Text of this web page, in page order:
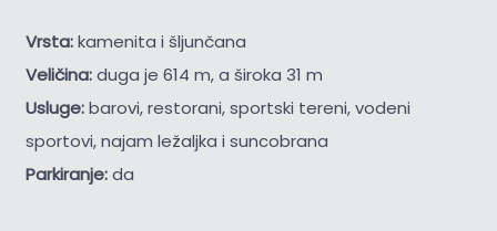
Vrsta:kamenita i šljunčana
Veličina:duga je 614 m, a široka 31 m
Usluge:barovi, restorani, sportski tereni, vodeni
sportovi, najam ležaljka i suncobrana
Parkiranje:da